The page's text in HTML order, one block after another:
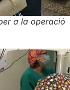
a la operació